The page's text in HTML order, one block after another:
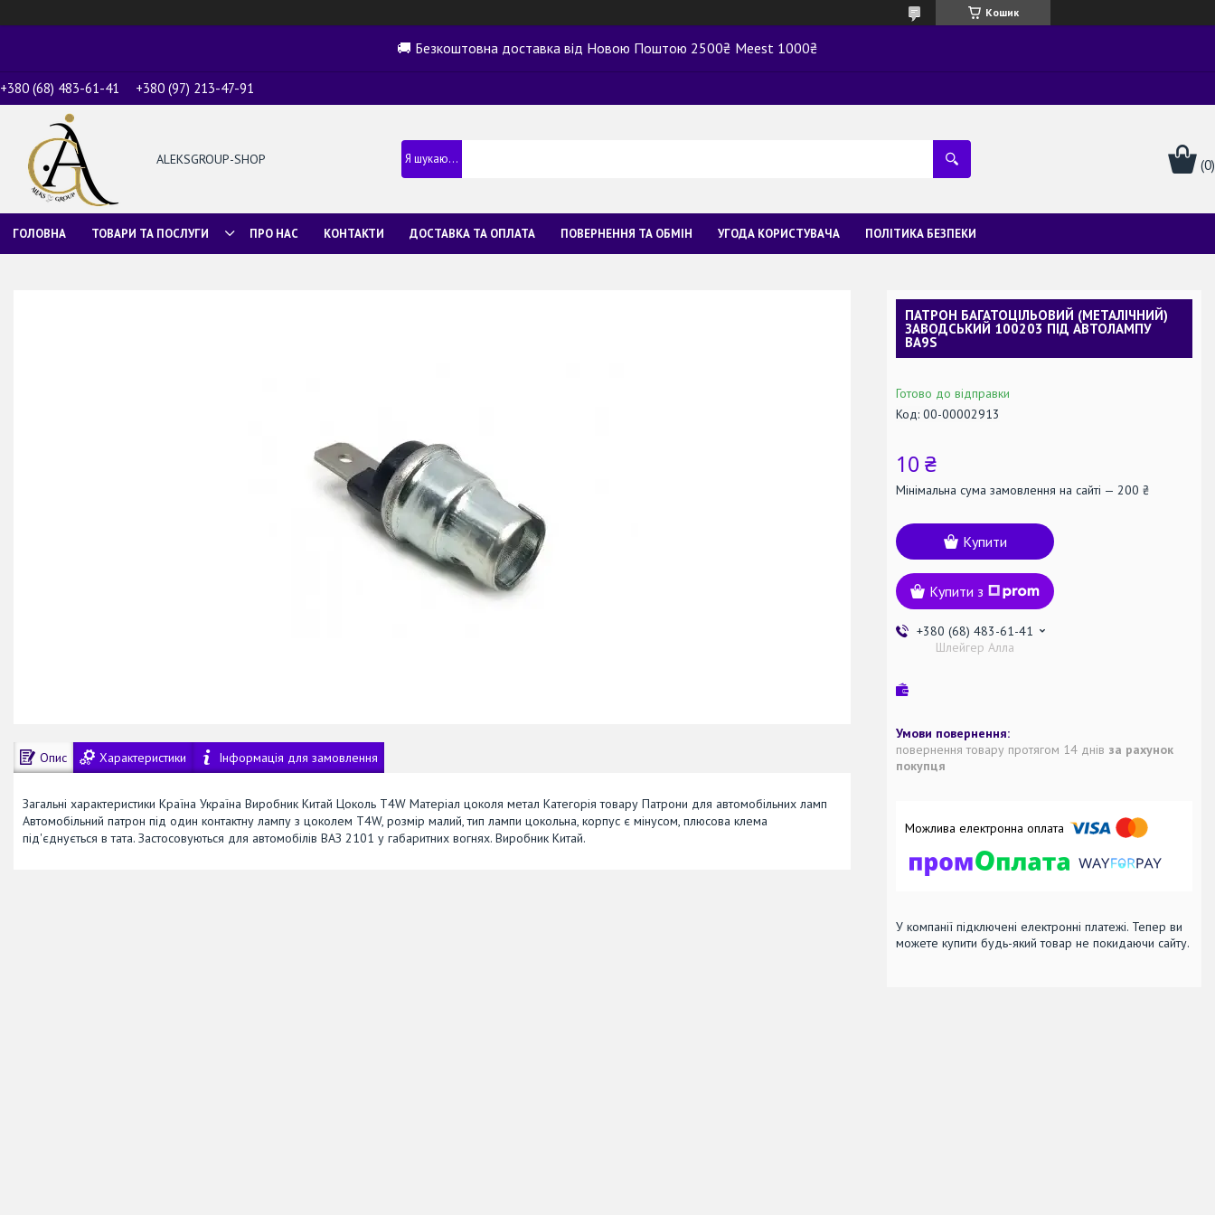
Кошик
🚚 Безкоштовна доставка від Новою Поштою 2500₴ Meest 1000₴
+380 (68) 483-61-41 +380 (97) 213-47-91
ALEKSGROUP-SHOP
ГОЛОВНА ТОВАРИ ТА ПОСЛУГИ ПРО НАС КОНТАКТИ ДОСТАВКА ТА ОПЛАТА ПОВЕРНЕННЯ ТА ОБМІН УГОДА КОРИСТУВАЧА ПОЛІТИКА БЕЗПЕКИ
Опис Характеристики Інформація для замовлення
Загальні характеристики Країна Україна Виробник Китай Цоколь T4W Матеріал цоколя метал Категорія товару Патрони для автомобільних ламп
Автомобільний патрон під один контактну лампу з цоколем T4W, розмір малий, тип лампи цокольна, корпус є мінусом, плюсова клема
під'єднується в тата. Застосовуються для автомобілів ВАЗ 2101 у габаритних вогнях. Виробник Китай.
ПАТРОН БАГАТОЦІЛЬОВИЙ (МЕТАЛІЧНИЙ)
ЗАВОДСЬКИЙ 100203 ПІД АВТОЛАМПУ
BA9S
Готово до відправки
Код: 00-00002913
10 ₴
Мінімальна сума замовлення на сайті — 200 ₴
Купити
Купити з
+380 (68) 483-61-41
Шлейгер Алла
повернення товару протягом 14 днів за рахунок
покупця
У компанії підключені електронні платежі. Тепер ви
можете купити будь-який товар не покидаючи сайту.